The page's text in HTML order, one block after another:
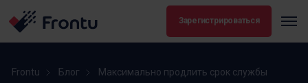
Зарегистрироваться
Frontu Блог
Максимально продлить срок службы